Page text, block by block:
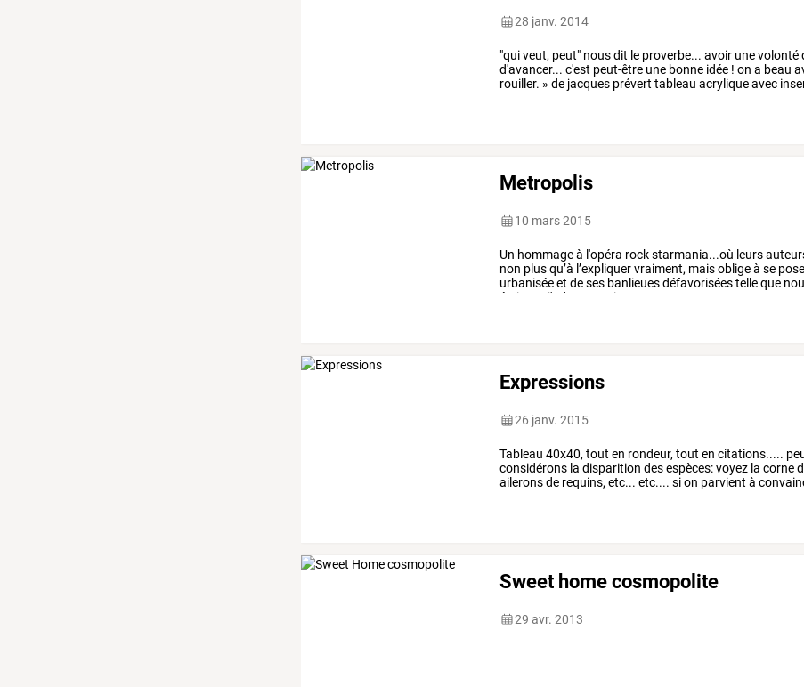
28 janv. 2014
"quiveut, peut" nousdit le proverbe... avoir unevolonté
d'avancer... c'est peut-être une bonne idée ! on a beau
rouiller. » de jacques prévert tableau acryliqueavec
humaine
Metropolis
10 mars 2015
Un hommageà l'opéra rockstarmania...où leurs
non plusqu’à l’expliquervraiment, maisobligeà se
urbaniséeet deses banlieuesdéfavoriséestelleque
écriture.
j'adore aussi
Expressions
26 janv. 2015
Tableau 40x40, tout en rondeur, tout en citations.....
considérons la disparition des espèces: voyez la corne
ailerons de requins, etc... etc.... si on parvient à
Sweet home cosmopolite
29 avr. 2013